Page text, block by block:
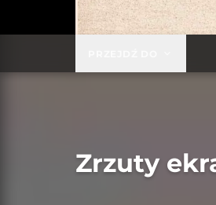
Zrzuty